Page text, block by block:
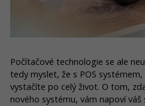
Počítačové technologie se ale
tedy myslet, že s POS
vystačíte po celý život. O tom,
nového systému, vám napoví